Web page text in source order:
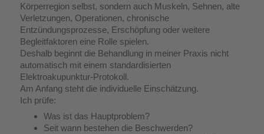
Körperregion selbst, sondern auch Muskeln, Sehnen, alte
Verletzungen, Operationen, chronische
Entzündungsprozesse, Erschöpfung oder weitere
Begleitfaktoren eine Rolle spielen.
Deshalb beginnt die Behandlung in meiner Praxis nicht
automatisch mit einem standardisierten
Elektroakupunktur-Protokoll.
Am Anfang steht die individuelle Einschätzung.
Ich prüfe:
Was ist das Hauptproblem?
Seit wann bestehen die Beschwerden?